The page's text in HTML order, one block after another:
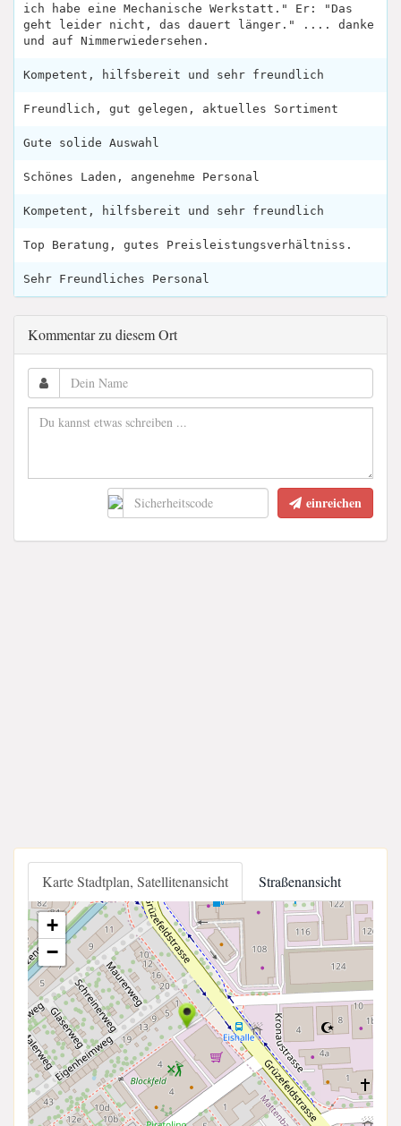
ich habe eine Mechanische Werkstatt." Er: "Das
geht leider nicht, das dauert länger." .... danke
und auf Nimmerwiedersehen.
Kompetent, hilfsbereit und sehr freundlich
Freundlich, gut gelegen, aktuelles Sortiment
Gute solide Auswahl
Schönes Laden, angenehme Personal
Kompetent, hilfsbereit und sehr freundlich
Top Beratung, gutes Preisleistungsverhältniss.
Sehr Freundliches Personal
Kommentar zu diesem Ort
einreichen
Karte Stadtplan, Satellitenansicht Straßenansicht
+
−